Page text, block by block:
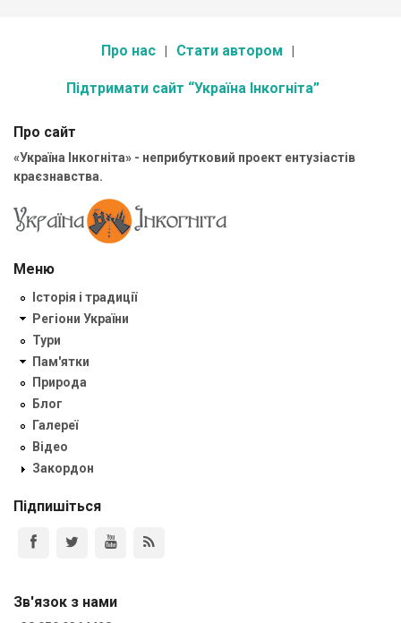
Про нас Стати автором
Підтримати сайт “Україна Інкогніта”
Про сайт
«Україна Інкогніта» - неприбутковий проект ентузіастів
краєзнавства.
Меню
Історія і традиції
Регіони України
Тури
Пам'ятки
Природа
Блог
Галереї
Відео
Закордон
Підпишіться
Зв'язок з нами